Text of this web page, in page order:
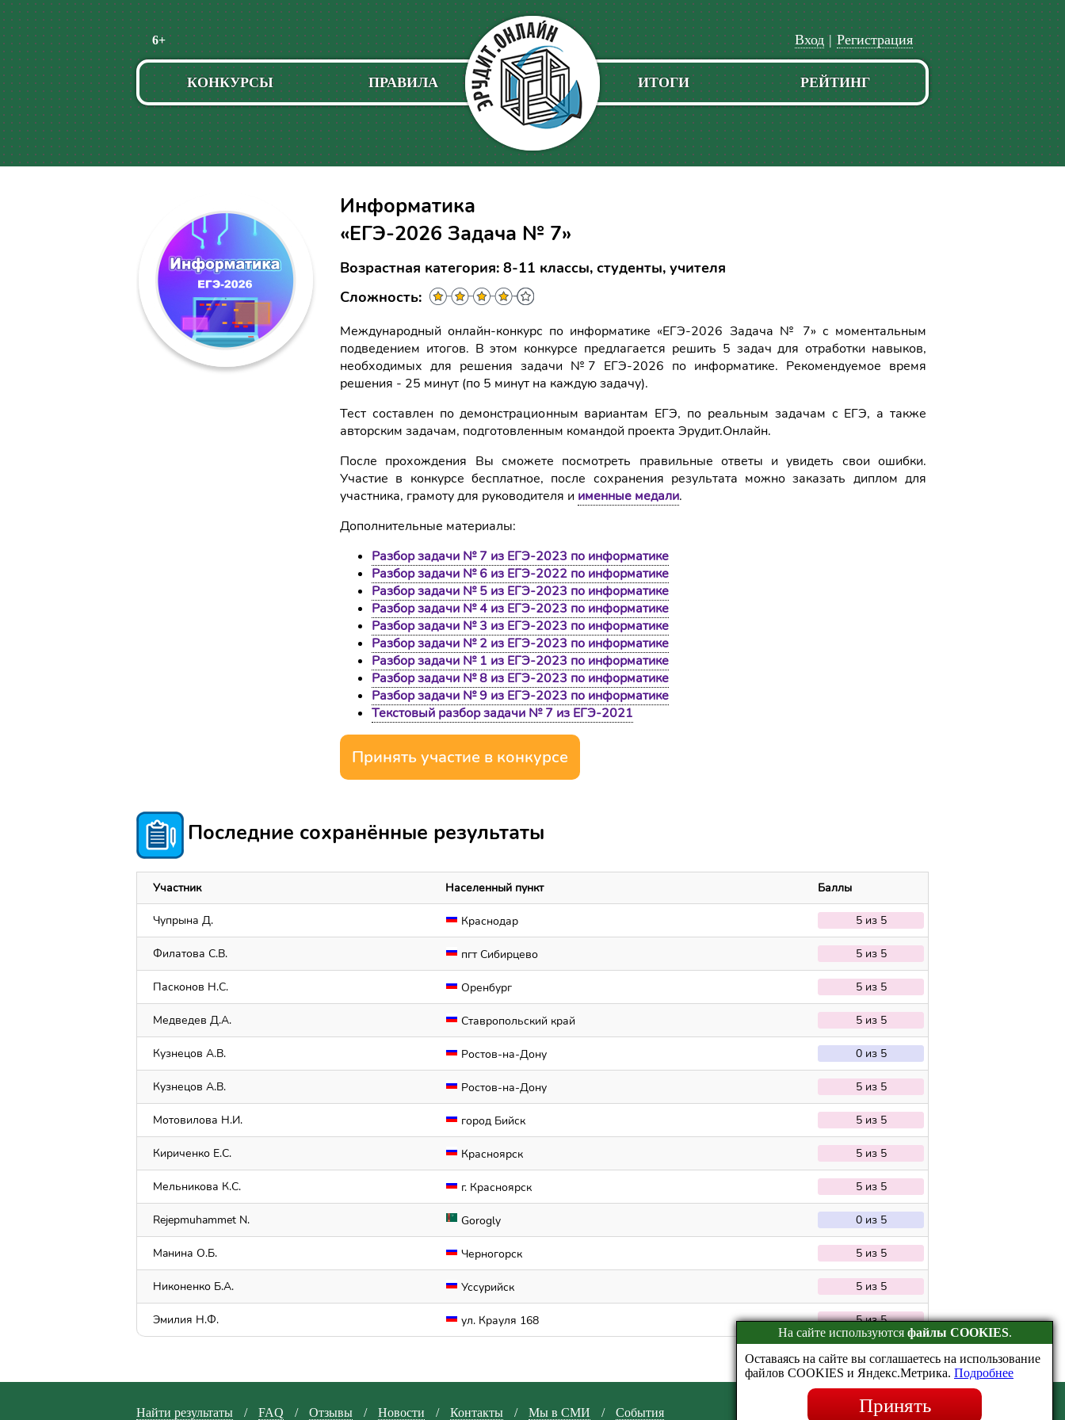
6+
Пропустить
навигацию
Регистрация
|
Вход
КОНКУРСЫ ПРАВИЛА РЕЙТИНГ
ИТОГИ
Информатика
«ЕГЭ-2026 Задача № 7»
Возрастная категория: 8-11 классы, студенты, учителя
Сложность:
Международный онлайн-конкурс по информатике «ЕГЭ-2026 Задача № 7» с моментальным
подведением итогов. В этом конкурсе предлагается решить 5 задач для отработки навыков,
необходимых для решения задачи №7 ЕГЭ-2026 по информатике. Рекомендуемое время
решения - 25 минут (по 5 минут на каждую задачу).
Тест составлен по демонстрационным вариантам ЕГЭ, по реальным задачам с ЕГЭ, а также
авторским задачам, подготовленным командой проекта Эрудит.Онлайн.
После прохождения Вы сможете посмотреть правильные ответы и увидеть свои ошибки.
Участие в конкурсе бесплатное, после сохранения результата можно заказать диплом для
участника, грамоту для руководителя и именные медали.
Дополнительные материалы:
Разбор задачи № 7 из ЕГЭ-2023 по информатике
Разбор задачи № 6 из ЕГЭ-2022 по информатике
Разбор задачи № 5 из ЕГЭ-2023 по информатике
Разбор задачи № 4 из ЕГЭ-2023 по информатике
Разбор задачи № 3 из ЕГЭ-2023 по информатике
Разбор задачи № 2 из ЕГЭ-2023 по информатике
Разбор задачи № 1 из ЕГЭ-2023 по информатике
Разбор задачи № 8 из ЕГЭ-2023 по информатике
Разбор задачи № 9 из ЕГЭ-2023 по информатике
Текстовый разбор задачи № 7 из ЕГЭ-2021
Принять участие в конкурсе
Последние сохранённые результаты
Участник Населенный пункт Баллы
Чупрына Д. Краснодар 5 из 5
Филатова С.В. пгт Сибирцево 5 из 5
Пасконов Н.С. Оренбург 5 из 5
Медведев Д.А. Ставропольский край 5 из 5
Кузнецов А.В. Ростов-на-Дону 0 из 5
Кузнецов А.В. Ростов-на-Дону 5 из 5
Мотовилова Н.И. город Бийск 5 из 5
Кириченко Е.С. Красноярск 5 из 5
Мельникова К.С. г. Красноярск 5 из 5
Rejepmuhammet N. Gorogly 0 из 5
Maнина О.Б. Черногорск 5 из 5
Никоненко Б.А. Уссурийск 5 из 5
Эмилия Н.Ф. ул. Крауля 168 5 из 5
Найти результаты / FAQ / Отзывы / Новости / Контакты / Мы в СМИ / События Эрудит.Онлайн © 2016-2026
На сайте используются файлы COOKIES.
Оставаясь на сайте вы соглашаетесь на использование
файлов COOKIES и Яндекс.Метрика. Подробнее
Принять